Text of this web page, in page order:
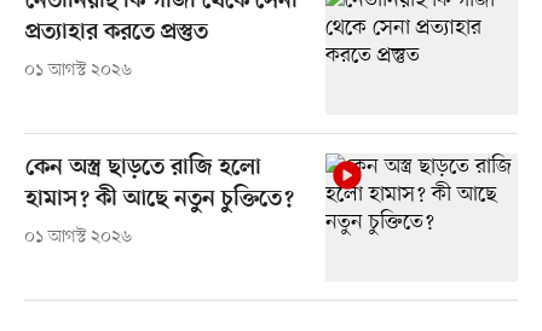
প্রত্যাহার করতে প্রস্তুত
০১ আগস্ট ২০২৬
কেন অস্ত্র ছাড়তে রাজি হলো
হামাস? কী আছে নতুন চুক্তিতে?
০১ আগস্ট ২০২৬